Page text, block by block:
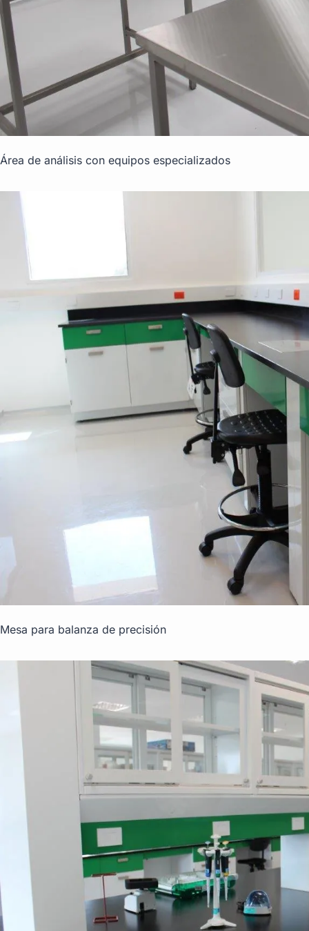
Área de análisis con equipos especializados
Mesa para balanza de precisión